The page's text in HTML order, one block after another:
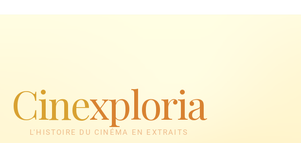
Cinexploria
L'HISTOIRE DU CINÉMA EN EXTRAITS